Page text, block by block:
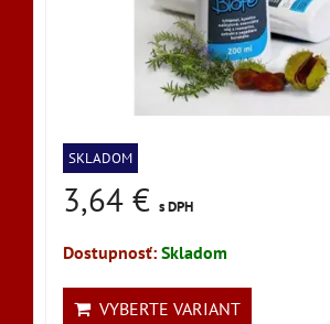
SKLADOM
3,64 € s DPH
Dostupnosť: Skladom
VYBERTE VARIANT